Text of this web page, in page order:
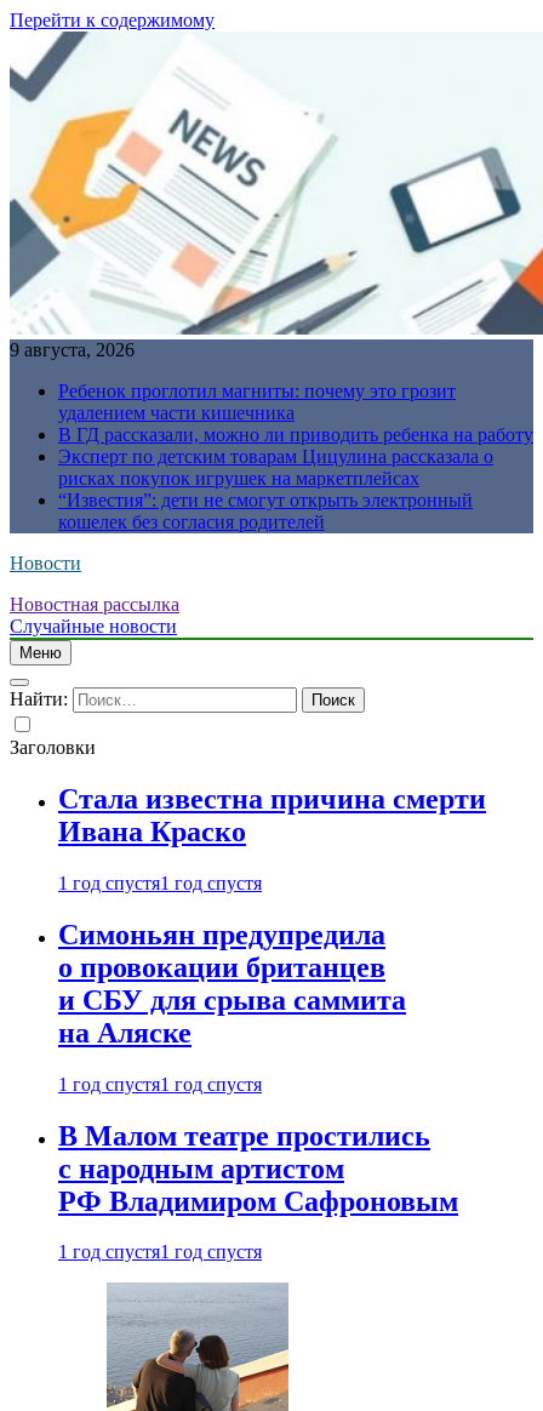
Перейти к содержимому
9 августа, 2026
Ребенок проглотил магниты: почему это грозит
удалением части кишечника
В ГД рассказали, можно ли приводить ребенка на работу
Эксперт по детским товарам Цицулина рассказала о
рисках покупок игрушек на маркетплейсах
“Известия”: дети не смогут открыть электронный
кошелек без согласия родителей
Новости
Новостная рассылка
Случайные новости
Меню
Найти:
Заголовки
Стала известна причина смерти
Ивана Краско
1 год спустя1 год спустя
Симоньян предупредила
о провокации британцев
и СБУ для срыва саммита
на Аляске
1 год спустя1 год спустя
В Малом театре простились
с народным артистом
РФ Владимиром Сафроновым
1 год спустя1 год спустя